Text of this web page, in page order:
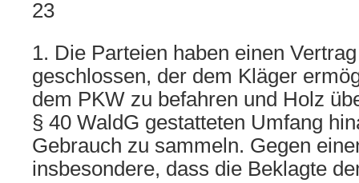
23
1. Die Parteien haben einen
geschlossen, der dem Kläger
dem PKW zu befahren und Holz
§ 40 WaldG gestatteten Umfang
Gebrauch zu sammeln. Gegen
insbesondere, dass die Beklagte